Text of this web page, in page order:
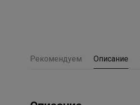
Рекомендуем Описание